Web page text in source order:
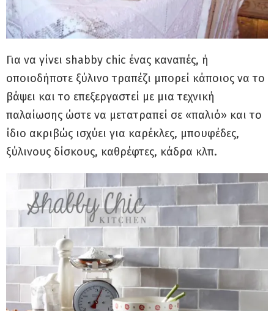
Για να γίνει shabby chic ένας καναπές, ή
οποιοδήποτε ξύλινο τραπέζι μπορεί κάποιος να το
βάψει και το επεξεργαστεί με μια τεχνική
παλαίωσης ώστε να μετατραπεί σε «παλιό» και το
ίδιο ακριβώς ισχύει για καρέκλες, μπουφέδες,
ξύλινους δίσκους, καθρέφτες, κάδρα κλπ.